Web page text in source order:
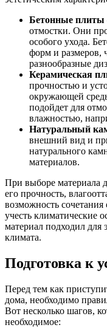
Бетонные плиты
отмостки. Они
особого ухода.
форм и размеров,
разнообразные
Керамическая
прочностью и
окружающей
подойдет для
влажностью,
Натуральный
внешний вид и
натурального
материалов.
При выборе материала
его прочность,
возможность
учесть климатические
материал подходил для
климата.
Подготовка к
Перед тем как
дома, необходимо
Вот несколько шагов,
необходимое: